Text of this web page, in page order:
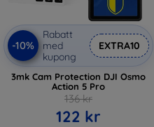
-10%
Rabatt
med
kupong
EXTRA10
3mk Cam Protection DJI Osmo
Action 5 Pro
136 kr
122 kr